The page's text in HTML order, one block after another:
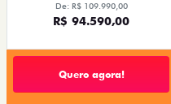
De: R$ 109.990,00
R$ 94.590,00
Quero agora!